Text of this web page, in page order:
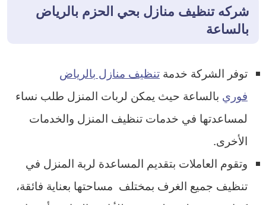
شركه تنظيف منازل بحي الحزم بالرياض
بالساعة
توفر الشركة خدمة تنظيف منازل بالرياض
فوري بالساعة حيث يمكن لربات المنزل طلب نساء
لمساعدتها في خدمات تنظيف المنزل والخدمات
الأخرى.
وتقوم العاملات بتقديم المساعدة لربة المنزل في
تنظيف جميع الغرف بمختلف مساحتها بعناية فائقة،